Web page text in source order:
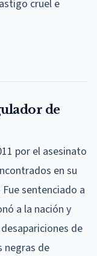
cruel e
de
por el asesinato
en su
sentenciado a
a la nación y
de
negras de